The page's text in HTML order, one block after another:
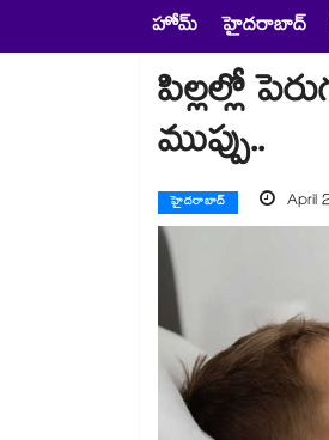
హోమ్ హైదరాబాద్
పిల్లల్లో
ముప్పు..
హైదరాబాద్ April